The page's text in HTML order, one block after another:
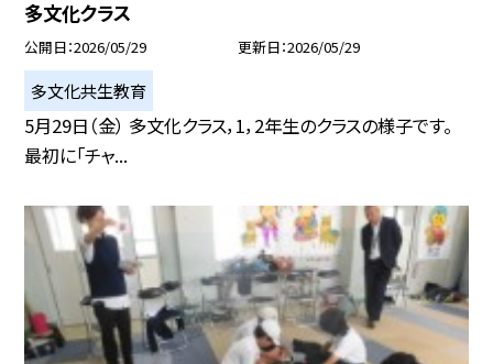
多文化クラス
公開日 2026/05/29 更新日 2026/05/29
多文化共生教育
5月29日（金） 多文化クラス，1，2年生のクラスの様子です。
最初に「チャ...